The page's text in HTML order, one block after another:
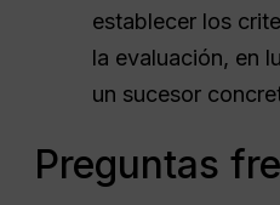
establecer los
la evaluación, en
un sucesor
Preguntas